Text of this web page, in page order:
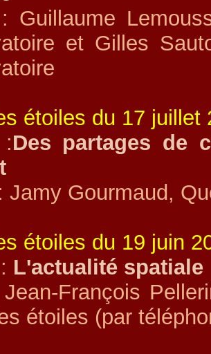
Guillaume
et Gilles
étoiles du 17 juillet
Des partages de
Jamy Gourmaud,
étoiles du 19 juin
L'actualité spatiale
François
étoiles (par